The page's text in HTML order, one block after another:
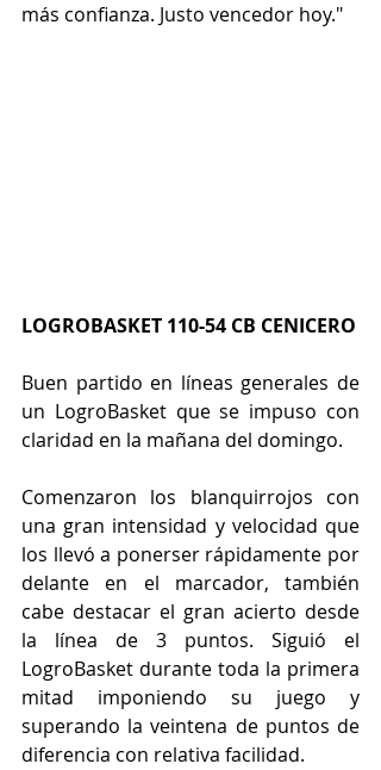
más confianza. Justo vencedor hoy."
LOGROBASKET 110-54 CB CENICERO
Buen partido en líneas generales de
un LogroBasket que se impuso con
claridad en la mañana del domingo.
Comenzaron los blanquirrojos con
una gran intensidad y velocidad que
los llevó a ponerser rápidamente por
delante en el marcador, también
cabe destacar el gran acierto desde
la línea de 3 puntos. Siguió el
LogroBasket durante toda la primera
mitad imponiendo su juego y
superando la veintena de puntos de
diferencia con relativa facilidad.